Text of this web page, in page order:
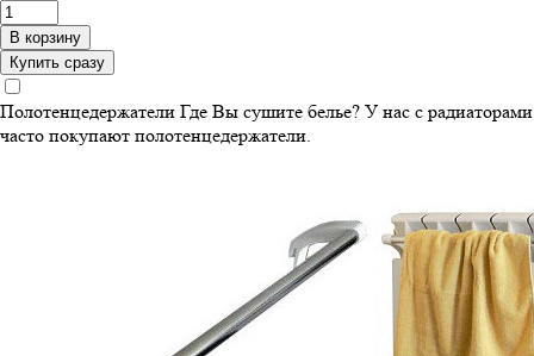
В корзину
Купить сразу
Полотенцедержатели Где Вы сушите белье? У нас с радиаторами
часто покупают полотенцедержатели.